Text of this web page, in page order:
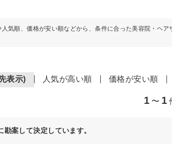
人気順、価格が安い順などから、条件に合った美容院・ヘア
表示) 人気が高い順 価格が安い順
1 〜 1
案して決定しています。